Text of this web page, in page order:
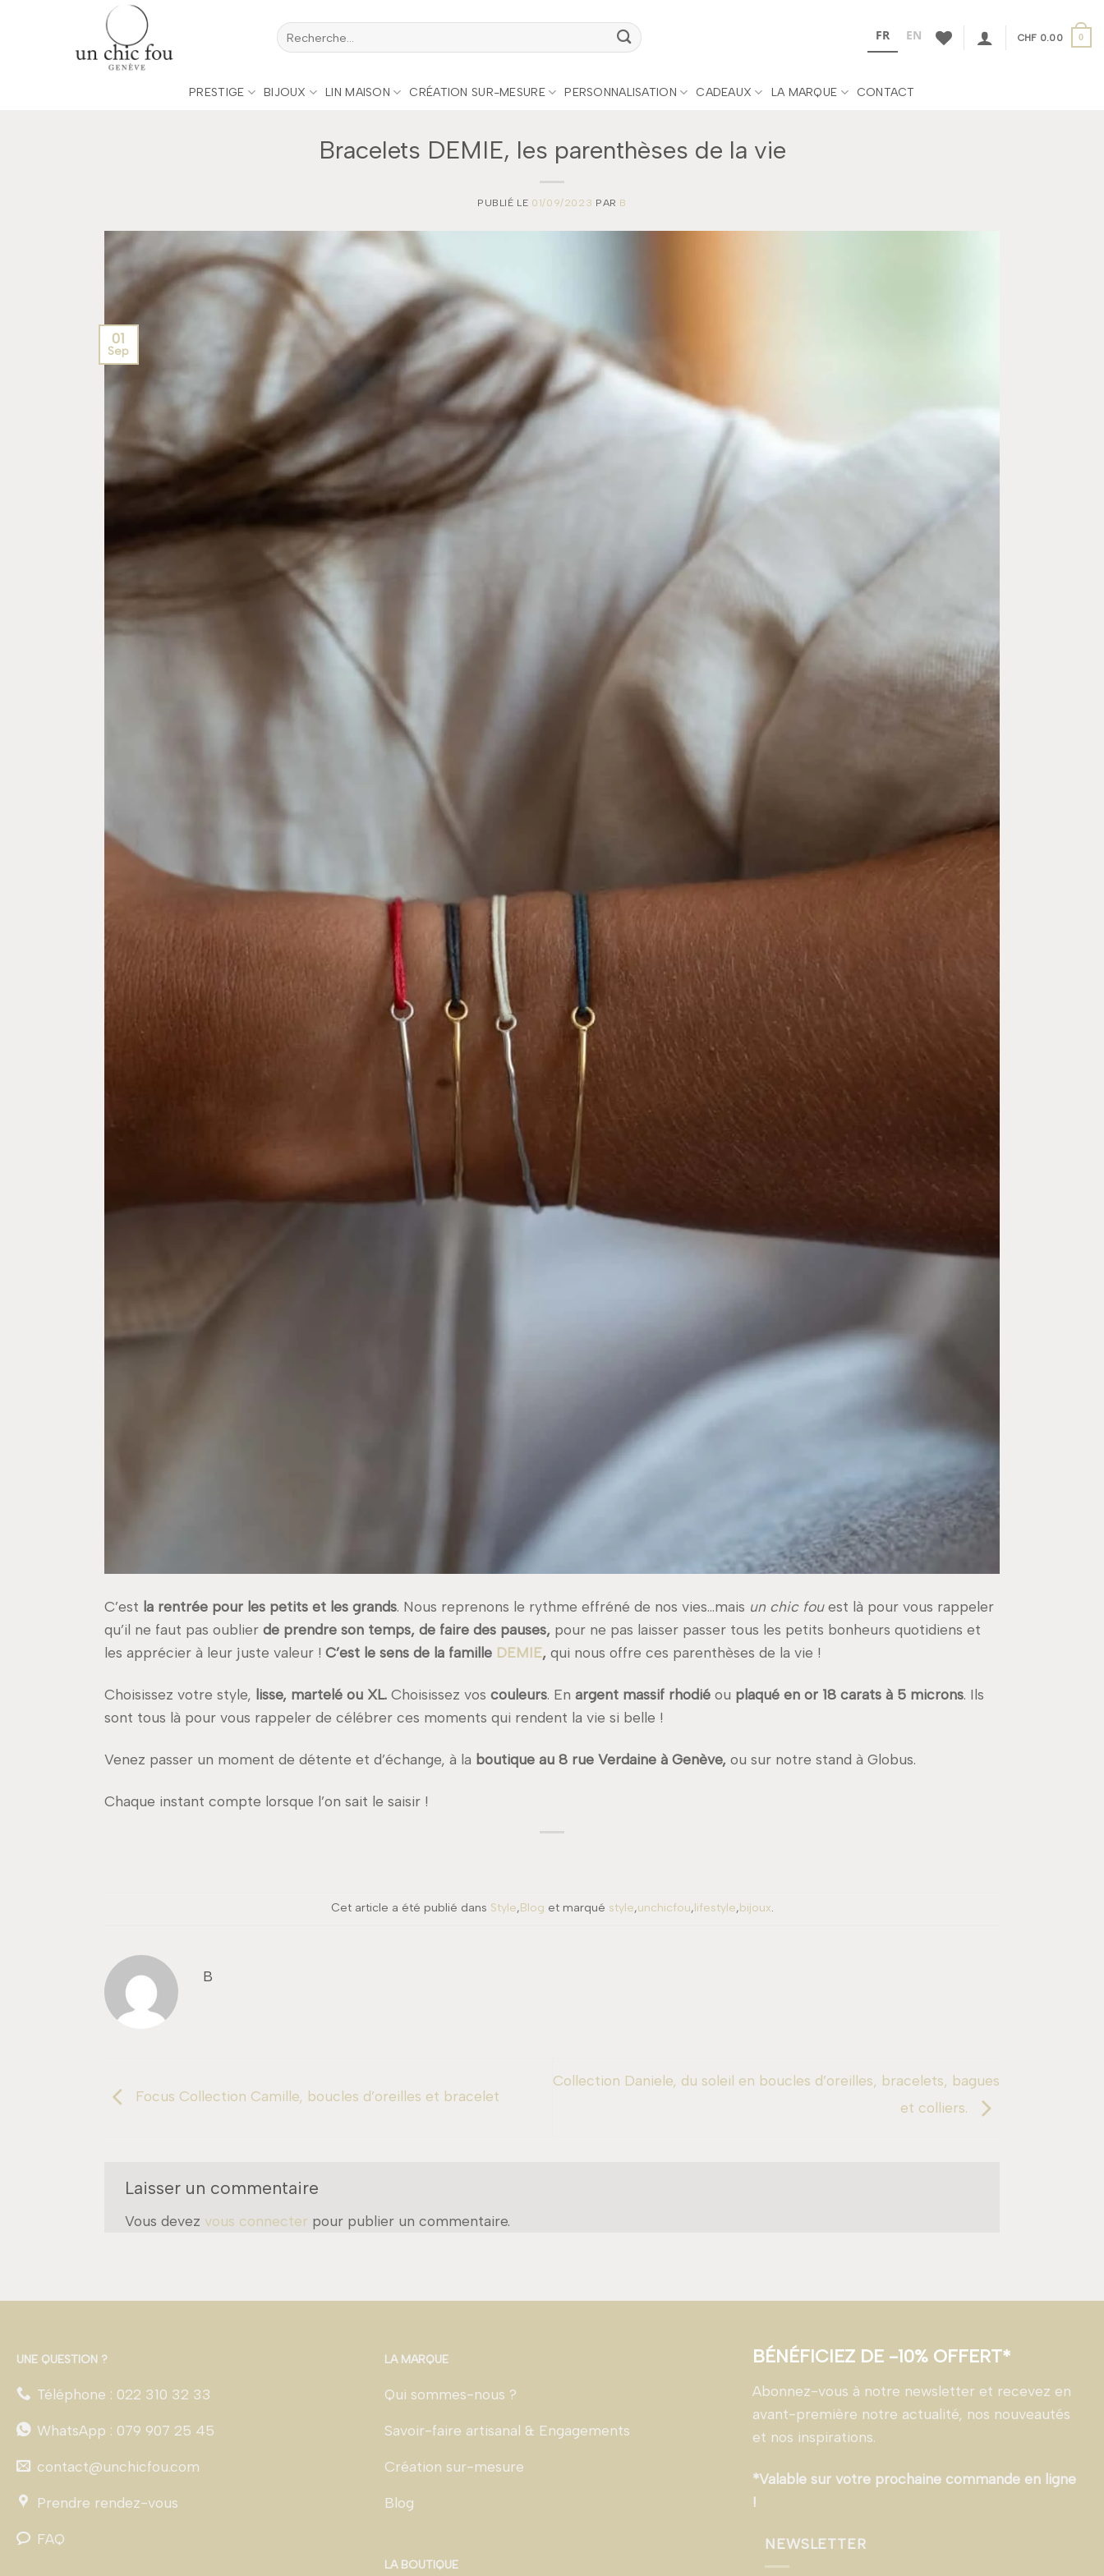
Recherche
pour :
FR EN CHF 0.00 0
PRESTIGE BIJOUX LIN MAISON CRÉATION SUR-MESURE PERSONNALISATION CADEAUX LA MARQUE CONTACT
Bracelets DEMIE, les parenthèses de la vie
PUBLIÉ LE 01/09/2023 PAR B
01
Sep
C’est la rentrée pour les petits et les grands. Nous reprenons le rythme effréné de nos vies…mais un chic fouest là pour vous rappeler
qu’il ne faut pas oublier de prendre son temps, de faire des pauses, pour ne pas laisser passer tous les petits bonheurs quotidiens et
les apprécier à leur juste valeur ! C’est le sens de la famille DEMIE, qui nous offre ces parenthèses de la vie !
Choisissez votre style, lisse, martelé ou XL. Choisissez vos couleurs. En argent massif rhodié ou plaqué en or 18 carats à 5 microns. Ils
sont tous là pour vous rappeler de célébrer ces moments qui rendent la vie si belle !
Venez passer un moment de détente et d’échange, à la boutique au 8 rue Verdaine à Genève, ou sur notre stand à Globus.
Chaque instant compte lorsque l’on sait le saisir !
Cet article a été publié dans Style,Blog et marqué style,unchicfou,lifestyle,bijoux.
B
Focus Collection Camille, boucles d’oreilles et bracelet
Collection Daniele, du soleil en boucles d’oreilles, bracelets, bagues
et colliers.
Laisser un commentaire
Vous devez vous connecter pour publier un commentaire.
UNE QUESTION ?
Téléphone : 022 310 32 33
WhatsApp : 079 907 25 45
contact@unchicfou.com
Prendre rendez-vous
FAQ
LA MARQUE
Qui sommes-nous ?
Savoir-faire artisanal & Engagements
Création sur-mesure
Blog
LA BOUTIQUE
BÉNÉFICIEZ DE -10% OFFERT*
Abonnez-vous à notre newsletter et recevez en
avant-première notre actualité, nos nouveautés
et nos inspirations.
*Valable sur votre prochaine commande en ligne
!
NEWSLETTER